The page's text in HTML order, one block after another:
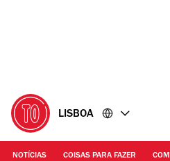
LISBOA
NOTÍCIAS COISAS PARA FAZER